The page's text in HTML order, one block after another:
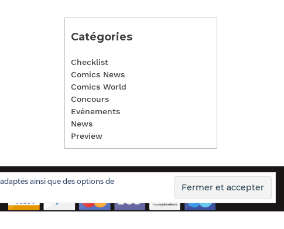
Catégories
Checklist
Comics News
Comics World
Concours
Evénements
News
Preview
ainsi que des options de